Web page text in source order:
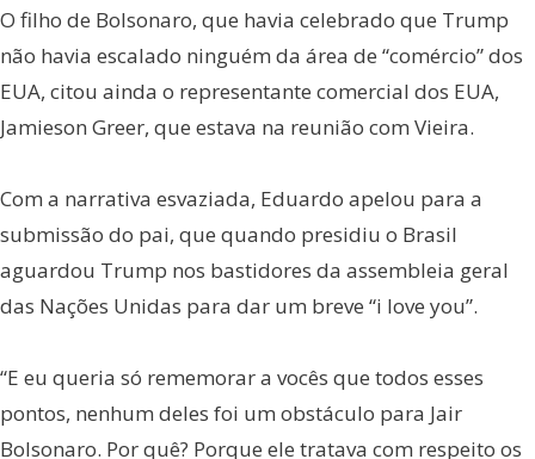
O filho de Bolsonaro, que havia celebrado que Trump
não havia escalado ninguém da área de “comércio” dos
EUA, citou ainda o representante comercial dos EUA,
Jamieson Greer, que estava na reunião com Vieira.
Com a narrativa esvaziada, Eduardo apelou para a
submissão do pai, que quando presidiu o Brasil
aguardou Trump nos bastidores da assembleia geral
das Nações Unidas para dar um breve “i love you”.
“E eu queria só rememorar a vocês que todos esses
pontos, nenhum deles foi um obstáculo para Jair
Bolsonaro. Por quê? Porque ele tratava com respeito os